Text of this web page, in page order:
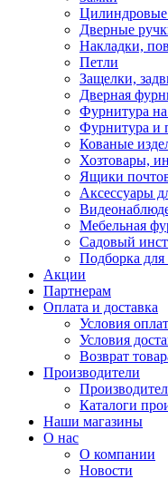
Дверные
Накладки,
Петли
Защелки,
Дверная
Фурнитура
Фурнитура и
Кованые
Хозтовары,
Ящики
Аксессуары
Мебельная
Садовый
Подборка для
Акции
Партнерам
Оплата и доставка
Условия
Условия
Возврат
Производители
Каталоги
Наши магазины
О нас
О компании
Новости